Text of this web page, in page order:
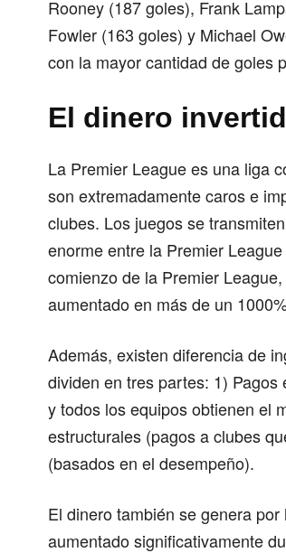
Rooney (187 goles), Frank
Fowler (163 goles) y Michael
con la mayor cantidad de goles
El dinero
La Premier League es una liga
son extremadamente caros e
clubes. Los juegos se
enorme entre la Premier
comienzo de la Premier
aumentado en más de un
Además, existen diferencia de
dividen en tres partes: 1)
y todos los equipos obtienen el
estructurales (pagos a clubes
(basados ​​en el desempeño).
El dinero también se genera
aumentado significativamente